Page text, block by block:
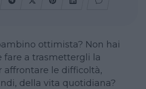
ottimista? Non hai
fare a trasmettergli la
affrontare le difficoltà,
della vita quotidiana?